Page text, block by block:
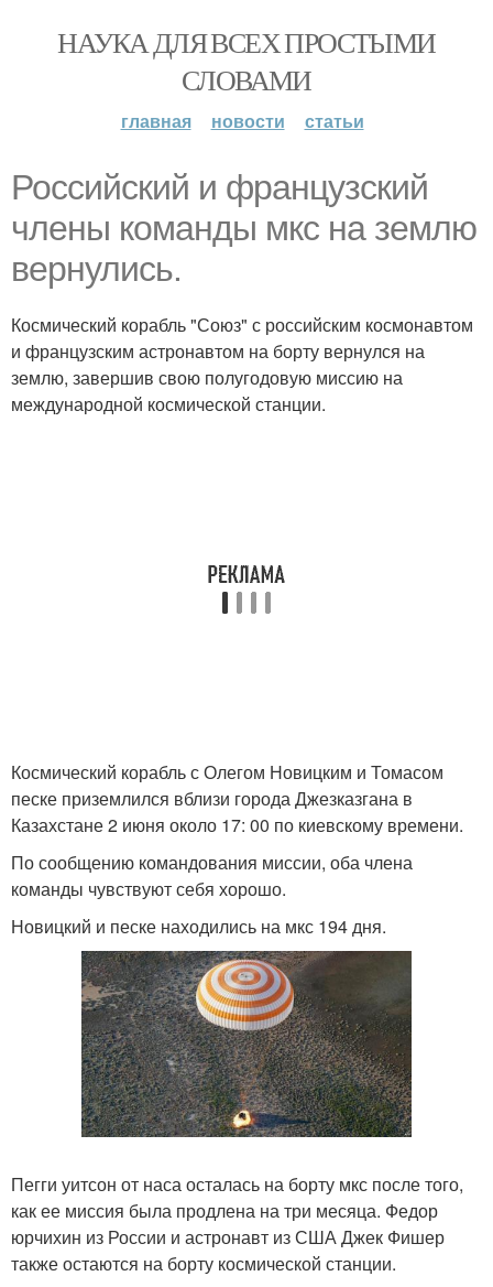
НАУКА ДЛЯ ВСЕХ ПРОСТЫМИ
СЛОВАМИ
главная новости статьи
Российский и французский
члены команды мкс на землю
вернулись.
Космический корабль "Союз" с российским космонавтом
и французским астронавтом на борту вернулся на
землю, завершив свою полугодовую миссию на
международной космической станции.
Космический корабль с Олегом Новицким и Томасом
песке приземлился вблизи города Джезказгана в
Казахстане 2 июня около 17: 00 по киевскому времени.
По сообщению командования миссии, оба члена
команды чувствуют себя хорошо.
Новицкий и песке находились на мкс 194 дня.
Пегги уитсон от наса осталась на борту мкс после того,
как ее миссия была продлена на три месяца. Федор
юрчихин из России и астронавт из США Джек Фишер
также остаются на борту космической станции.